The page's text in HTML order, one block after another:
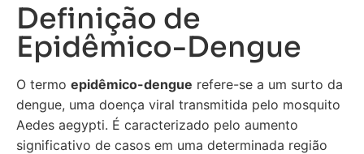
Definição de
Epidêmico-Dengue
O termo epidêmico-dengue refere-se a um surto da
dengue, uma doença viral transmitida pelo mosquito
Aedes aegypti. É caracterizado pelo aumento
significativo de casos em uma determinada região